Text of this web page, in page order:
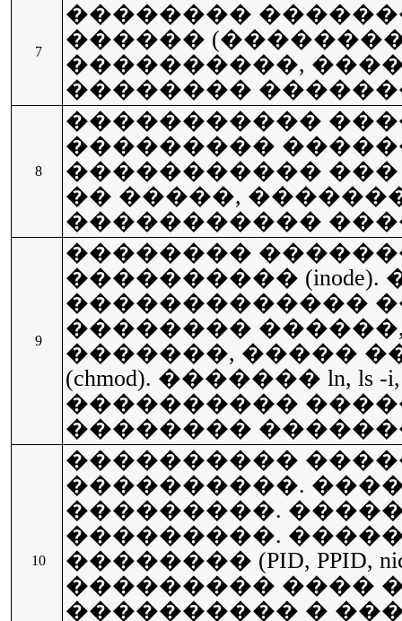
7
��������
������
����������,
��������
8
�����������
���������
�����������
�� �����,
�����������
9
��������
����������
�������������
��������
�������, �����
(chmod). ������� ln, ls -i,
����������
�������� �������
10
����������
����������.
���������.
���������.
�������� (PID, PPID, nice
��������� ����
���������� �